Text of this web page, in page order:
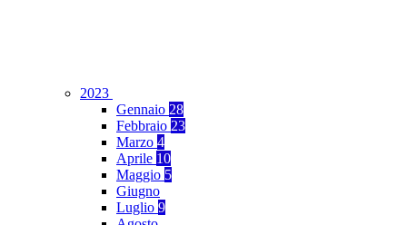
2023
Gennaio 28
Febbraio 23
Marzo 4
Aprile 10
Maggio 5
Giugno
Luglio 9